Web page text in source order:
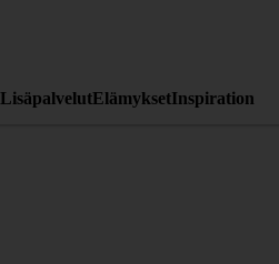
LisäpalvelutElämyksetInspiration